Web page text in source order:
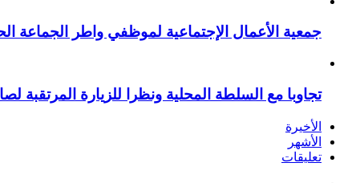
جمعية الأعمال الإجتماعية لموظفي واطر الجماعة
تجاوبا مع السلطة المحلية ونظرا للزيارة المرتقبة
الأخيرة
الأشهر
تعليقات